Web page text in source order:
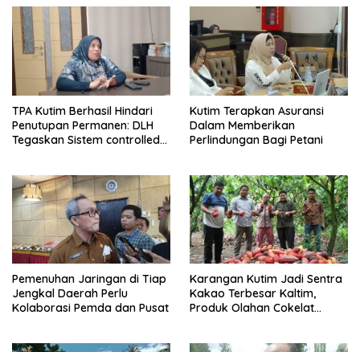
TPA Kutim Berhasil Hindari
Penutupan Permanen: DLH
Tegaskan Sistem controlled
Kutim Terapkan Asuransi
Dalam Memberikan
Perlindungan Bagi Petani
Pemenuhan Jaringan di Tiap
Jengkal Daerah Perlu
Kolaborasi Pemda dan Pusat
Karangan Kutim Jadi Sentra
Kakao Terbesar Kaltim,
Produk Olahan Cokelat